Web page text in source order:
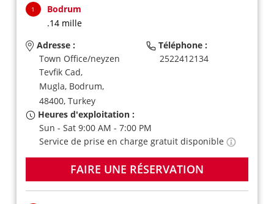
1
Bodrum
.14 mille
Adresse :
Town Office/neyzen
Tevfik Cad,
Mugla, Bodrum,
48400, Turkey
Téléphone :
2522412134
Heures d'exploitation :
Sun - Sat 9:00 AM - 7:00 PM
Service de prise en charge gratuit disponible
FAIRE UNE RÉSERVATION